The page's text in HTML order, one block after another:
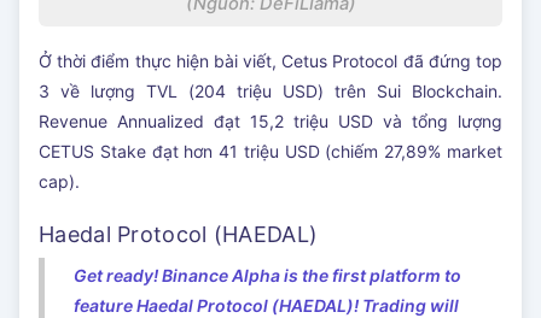
Ở thời điểm thực hiện bài viết, Cetus Protocol đã đứng top
3 về lượng TVL (204 triệu USD) trên Sui Blockchain.
Revenue Annualized đạt 15,2 triệu USD và tổng lượng
CETUS Stake đạt hơn 41 triệu USD (chiếm 27,89% market
cap).
Haedal Protocol (HAEDAL)
Get ready! Binance Alpha is the first platform to
feature Haedal Protocol (HAEDAL)! Trading will